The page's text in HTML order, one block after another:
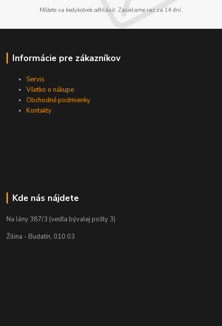
Môžete sa kedykoľvek odhlásiť. Zasielame raz za 14 dní.
Informácie pre zákazníkov
Servis
Všetko o nákupe
Obchodné podmienky
Kontakty
Kde nás nájdete
Na lány 387/3 (vedľa bývalej pošty 3)
Žilina - Budatín, 010 03